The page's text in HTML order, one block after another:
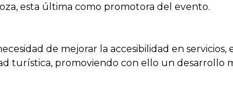
esta última como promotora del evento.
de mejorar la accesibilidad en servicios,
turística, promoviendo con ello un desarrollo